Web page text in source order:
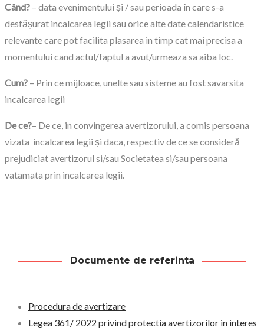
Când? – data evenimentului și / sau perioada în care s-a
desfășurat incalcarea legii sau orice alte date calendaristice
relevante care pot facilita plasarea in timp cat mai precisa a
momentului cand actul/faptul a avut/urmeaza sa aiba loc.
Cum? – Prin ce mijloace, unelte sau sisteme au fost savarsita
incalcarea legii
De ce?– De ce, in convingerea avertizorului, a comis persoana
vizata incalcarea legii și daca, respectiv de ce se consideră
prejudiciat avertizorul si/sau Societatea si/sau persoana
vatamata prin incalcarea legii.
Documente de referinta
Procedura de avertizare
Legea 361/ 2022 privind protectia avertizorilor in interes